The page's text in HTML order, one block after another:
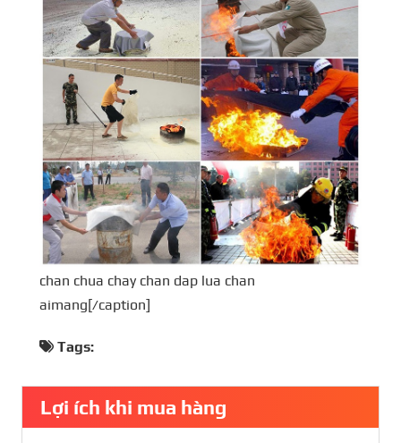
chan chua chay chan dap lua chan
aimang[/caption]
Tags:
Lợi ích khi mua hàng